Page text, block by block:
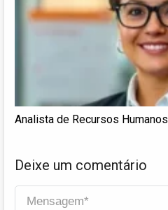
Analista de Recursos Humanos
Deixe um comentário